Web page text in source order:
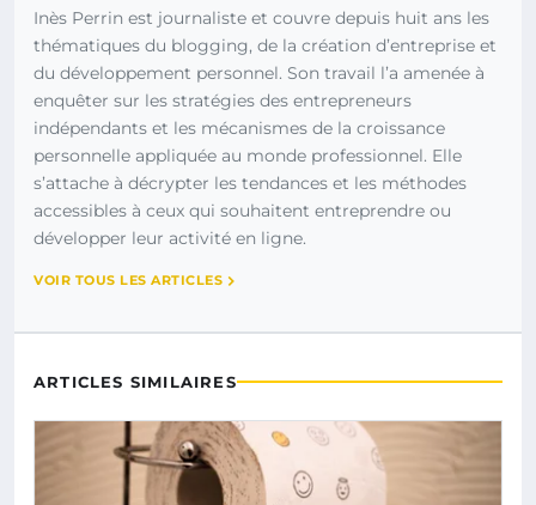
Inès Perrin est journaliste et couvre depuis huit ans les
thématiques du blogging, de la création d’entreprise et
du développement personnel. Son travail l’a amenée à
enquêter sur les stratégies des entrepreneurs
indépendants et les mécanismes de la croissance
personnelle appliquée au monde professionnel. Elle
s’attache à décrypter les tendances et les méthodes
accessibles à ceux qui souhaitent entreprendre ou
développer leur activité en ligne.
VOIR TOUS LES ARTICLES
ARTICLES SIMILAIRES